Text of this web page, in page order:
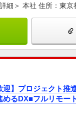
細＞ 本社 住所：東京
迎】プロジェクト推
めるDX■フルリモー